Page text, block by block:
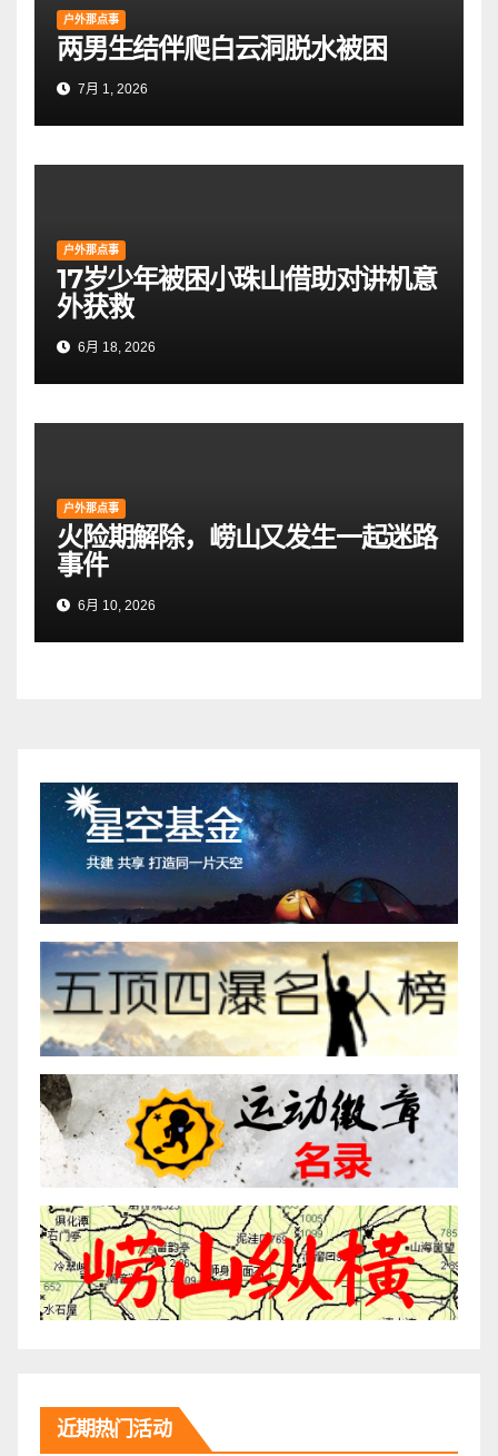
户外那点事
两男生结伴爬白云洞脱水被困
7月 1, 2026
户外那点事
17岁少年被困小珠山借助对讲机意
外获救
6月 18, 2026
户外那点事
火险期解除，崂山又发生一起迷路
事件
6月 10, 2026
近期热门活动